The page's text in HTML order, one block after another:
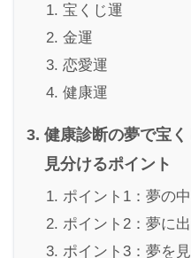
宝くじ運
金運
恋愛運
健康運
健康診断の夢で宝
見分けるポイント
ポイント1：夢の
ポイント2：夢に
ポイント3：夢を